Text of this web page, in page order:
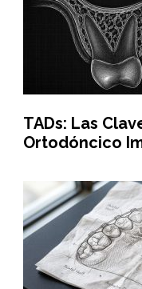
TADs: Las
Ortodóncico